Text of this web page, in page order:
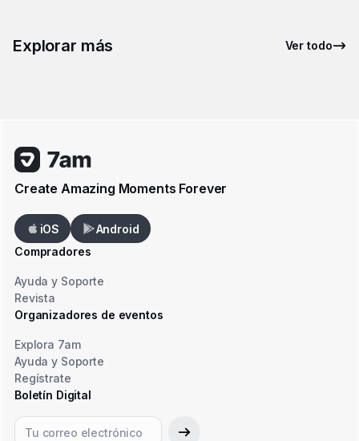
Explorar más Ver todo
Create Amazing Moments Forever
iOS
Android
Compradores
Ayuda y Soporte
Revista
Organizadores de eventos
Explora 7am
Ayuda y Soporte
Regístrate
Boletín Digital